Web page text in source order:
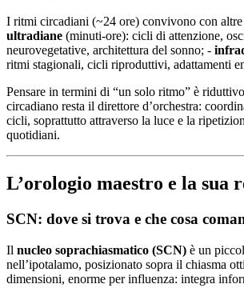
I ritmi circadiani (~24 ore) convivono con
ultradiane (minuti-ore): cicli di attenzione,
neurovegetative, architettura del sonno; -
ritmi stagionali, cicli riproduttivi, adattamenti
Pensare in termini di “un solo ritmo” è
circadiano resta il direttore d’orchestra:
cicli, soprattutto attraverso la luce e la
quotidiani.
L’orologio maestro e la sua
SCN: dove si trova e che cosa
Il nucleo soprachiasmatico (SCN) è un
nell’ipotalamo, posizionato sopra il chiasma
dimensioni, enorme per influenza: integra